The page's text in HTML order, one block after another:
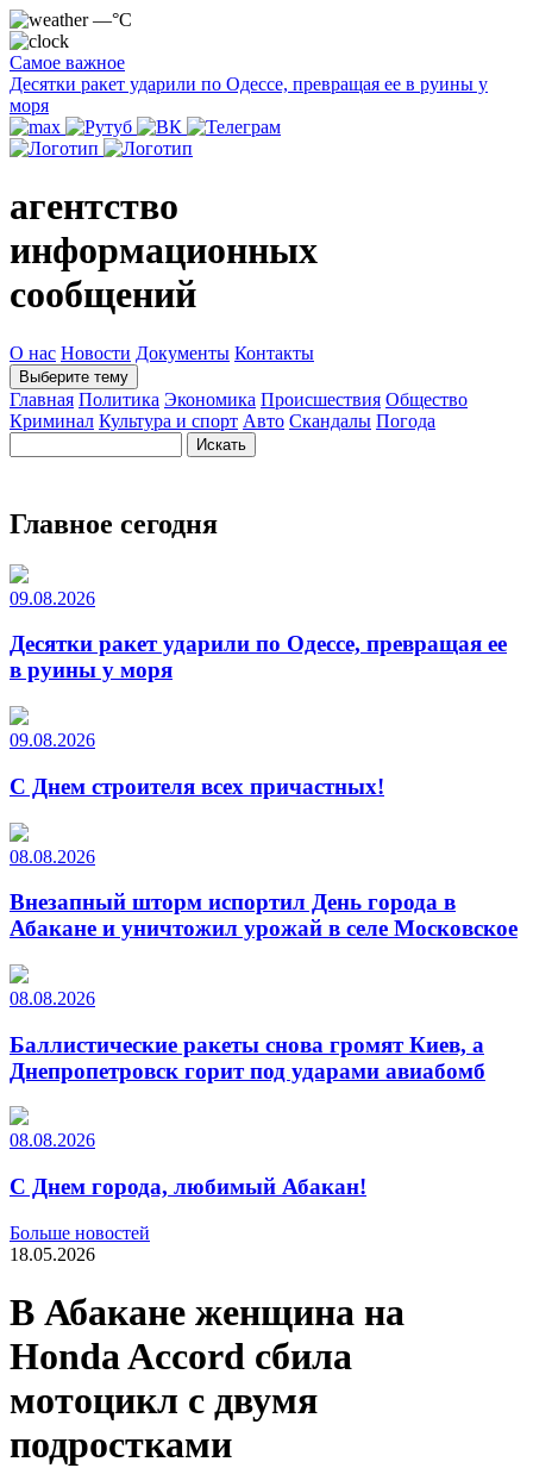
—°C
Самое важное
Десятки ракет ударили по Одессе, превращая ее в руины у
моря
агентство
информационных
сообщений
О нас Новости Документы Контакты
Выберите тему
Главная Политика Экономика Происшествия Общество
Криминал Культура и спорт Авто Скандалы Погода
Главное сегодня
09.08.2026
Десятки ракет ударили по Одессе, превращая ее
в руины у моря
09.08.2026
С Днем строителя всех причастных!
08.08.2026
Внезапный шторм испортил День города в
Абакане и уничтожил урожай в селе Московское
08.08.2026
Баллистические ракеты снова громят Киев, а
Днепропетровск горит под ударами авиабомб
08.08.2026
С Днем города, любимый Абакан!
Больше новостей
18.05.2026
В Абакане женщина на
Honda Accord сбила
мотоцикл с двумя
подростками